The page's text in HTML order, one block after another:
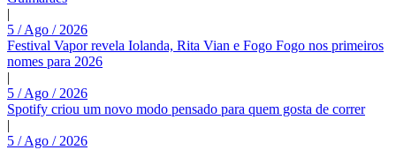
|
5 / Ago / 2026
Festival Vapor revela Iolanda, Rita Vian e Fogo Fogo nos primeiros
nomes para 2026
|
5 / Ago / 2026
Spotify criou um novo modo pensado para quem gosta de correr
|
5 / Ago / 2026